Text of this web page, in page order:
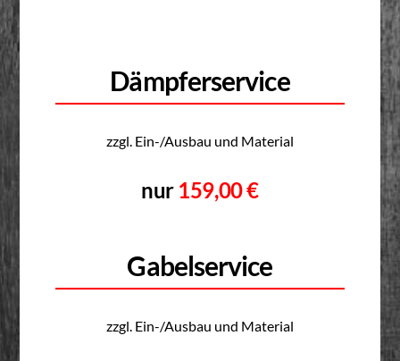
Dämpferservice
zzgl. Ein-/Ausbau und Material
nur 159,00 €
Gabelservice
zzgl. Ein-/Ausbau und Material